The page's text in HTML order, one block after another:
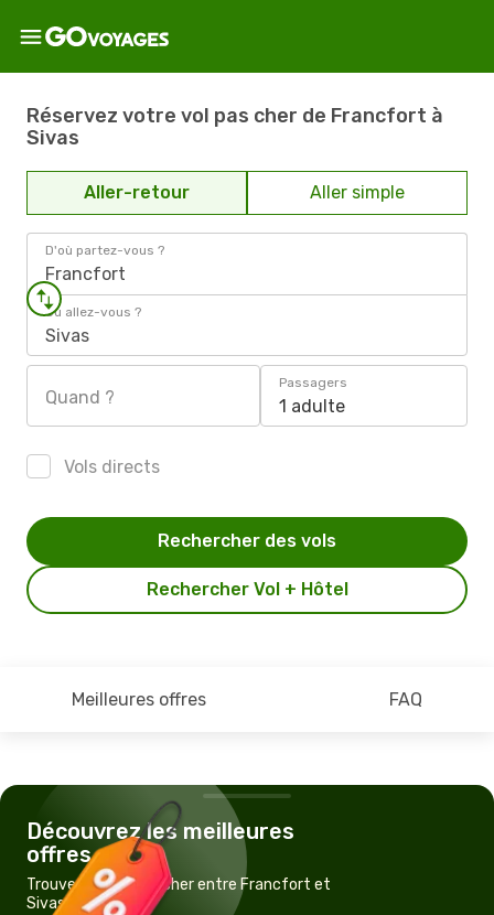
Réservez votre vol pas cher de Francfort à
Sivas
Aller-retour Aller simple
D'où partez-vous ?
Francfort
Où allez-vous ?
Sivas
Quand ?
Passagers
1 adulte
Vols directs
Rechercher Vol + Hôtel
Rechercher des vols
Meilleures offres FAQ
Découvrez les meilleures
offres
Trouvez un vol pas cher entre Francfort et
Sivas